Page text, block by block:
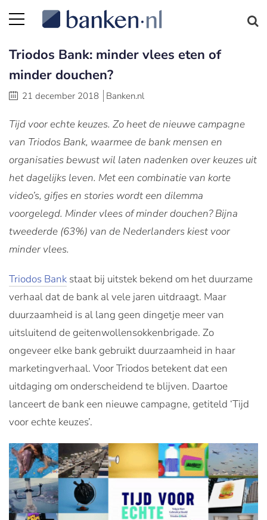
Triodos Bank: minder vlees eten of
minder douchen?
21 december 2018 Banken.nl
Tijd voor echte keuzes. Zo heet de nieuwe campagne
van Triodos Bank, waarmee de bank mensen en
organisaties bewust wil laten nadenken over keuzes uit
het dagelijks leven. Met een combinatie van korte
video’s, gifjes en stories wordt een dilemma
voorgelegd. Minder vlees of minder douchen? Bijna
tweederde (63%) van de Nederlanders kiest voor
minder vlees.
Triodos Bank staat bij uitstek bekend om het duurzame
verhaal dat de bank al vele jaren uitdraagt. Maar
duurzaamheid is al lang geen dingetje meer van
uitsluitend de geitenwollensokkenbrigade. Zo
ongeveer elke bank gebruikt duurzaamheid in haar
marketingverhaal. Voor Triodos betekent dat een
uitdaging om onderscheidend te blijven. Daartoe
lanceert de bank een nieuwe campagne, getiteld ‘Tijd
voor echte keuzes’.